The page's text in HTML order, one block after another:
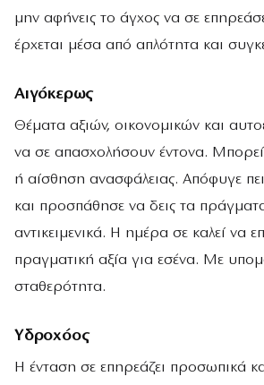
μην αφήνεις το άγχος να σε
έρχεται μέσα από απλότητα και
Αιγόκερως
Θέματα αξιών, οικονομικών και
να σε απασχολήσουν έντονα. Μπορεί
ή αίσθηση ανασφάλειας. Απόφυγε
και προσπάθησε να δεις τα
αντικειμενικά. Η ημέρα σε καλεί να
πραγματική αξία για εσένα. Με
σταθερότητα.
Υδροχόος
Η ένταση σε επηρεάζει προσωπικά